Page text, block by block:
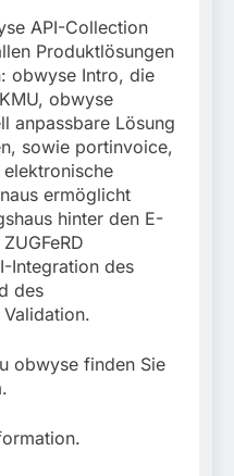
API-Collection
Produktlösungen
obwyse Intro, die
obwyse
anpassbare Lösung
sowie portinvoice,
ermöglicht
hinter den E-
Integration des
des
obwyse finden Sie